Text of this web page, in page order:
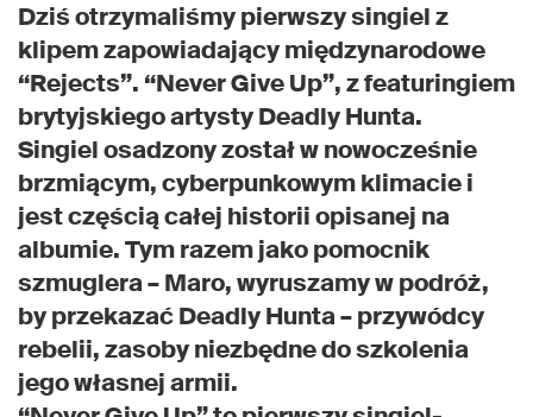
Dziś otrzymaliśmy pierwszy singiel z
klipem zapowiadający międzynarodowe
“Rejects”. “Never Give Up”, z featuringiem
brytyjskiego artysty Deadly Hunta.
Singiel osadzony został w nowocześnie
brzmiącym, cyberpunkowym klimacie i
jest częścią całej historii opisanej na
albumie. Tym razem jako pomocnik
szmuglera – Maro, wyruszamy w podróż,
by przekazać Deadly Hunta – przywódcy
rebelii, zasoby niezbędne do szkolenia
jego własnej armii.